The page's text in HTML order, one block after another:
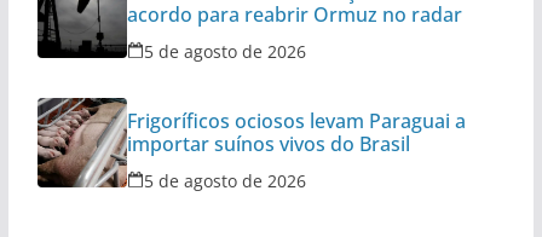
acordo para reabrir Ormuz no radar
5 de agosto de 2026
Frigoríficos ociosos levam Paraguai a
importar suínos vivos do Brasil
5 de agosto de 2026